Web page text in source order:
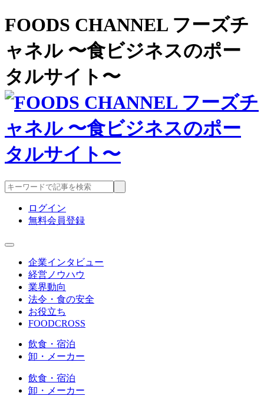
FOODS CHANNEL フーズチ
ャネル 〜食ビジネスのポー
タルサイト〜
ログイン
無料会員登録
企業インタビュー
経営ノウハウ
業界動向
法令・食の安全
お役立ち
FOODCROSS
飲食・宿泊
卸・メーカー
飲食・宿泊
卸・メーカー